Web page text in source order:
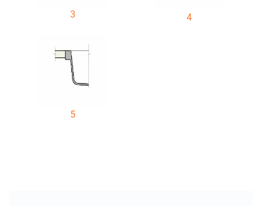
3 4
5